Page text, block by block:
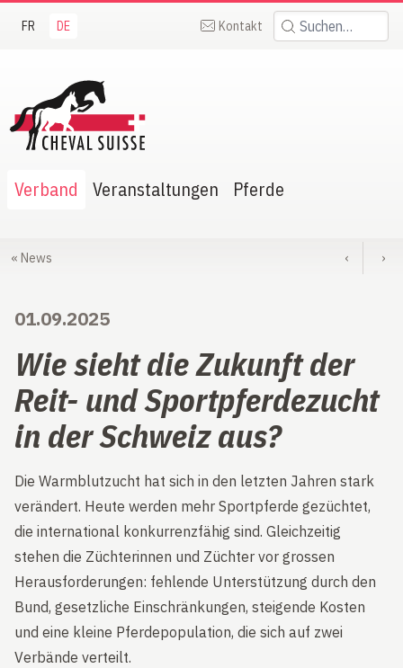
FR DE Kontakt Suchen:
Suisse
Verband Veranstaltungen Pferde
« News ‹ ›
01.09.2025
Wie sieht die Zukunft der
Reit- und Sportpferdezucht
in der Schweiz aus?
Die Warmblutzucht hat sich in den letzten Jahren stark
verändert. Heute werden mehr Sportpferde gezüchtet,
die international konkurrenzfähig sind. Gleichzeitig
stehen die Züchterinnen und Züchter vor grossen
Herausforderungen: fehlende Unterstützung durch den
Bund, gesetzliche Einschränkungen, steigende Kosten
und eine kleine Pferdepopulation, die sich auf zwei
Verbände verteilt.